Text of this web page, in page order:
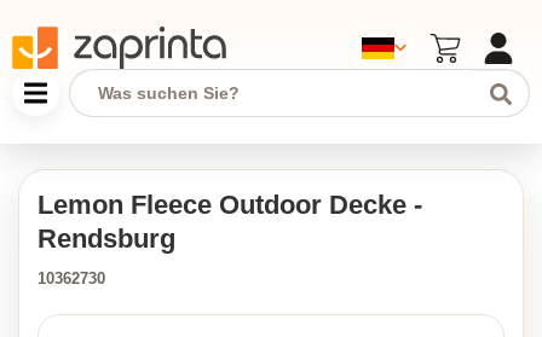
Lemon Fleece Outdoor Decke -
Rendsburg
10362730